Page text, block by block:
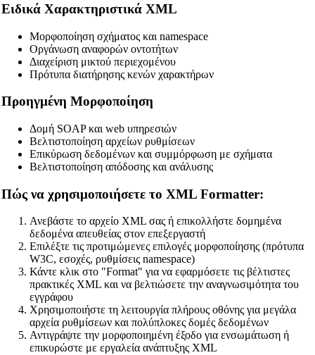
🔗 Related Tools
Ειδικά Χαρακτηριστικά XML
Μορφοποίηση σχήματος και namespace
Οργάνωση αναφορών οντοτήτων
Διαχείριση μικτού περιεχομένου
Πρότυπα διατήρησης κενών χαρακτήρων
Προηγμένη Μορφοποίηση
Δομή SOAP και web υπηρεσιών
Βελτιστοποίηση αρχείων ρυθμίσεων
Επικύρωση δεδομένων και συμμόρφωση με σχήματα
Βελτιστοποίηση απόδοσης και ανάλυσης
Πώς να χρησιμοποιήσετε το XML Formatter:
Ανεβάστε το αρχείο XML σας ή επικολλήστε δομημένα
δεδομένα απευθείας στον επεξεργαστή
Επιλέξτε τις προτιμώμενες επιλογές μορφοποίησης (πρότυπα
W3C, εσοχές, ρυθμίσεις namespace)
Κάντε κλικ στο "Format" για να εφαρμόσετε τις βέλτιστες
πρακτικές XML και να βελτιώσετε την αναγνωσιμότητα του
εγγράφου
Χρησιμοποιήστε τη λειτουργία πλήρους οθόνης για μεγάλα
αρχεία ρυθμίσεων και πολύπλοκες δομές δεδομένων
Αντιγράψτε την μορφοποιημένη έξοδο για ενσωμάτωση ή
επικυρώστε με εργαλεία ανάπτυξης XML